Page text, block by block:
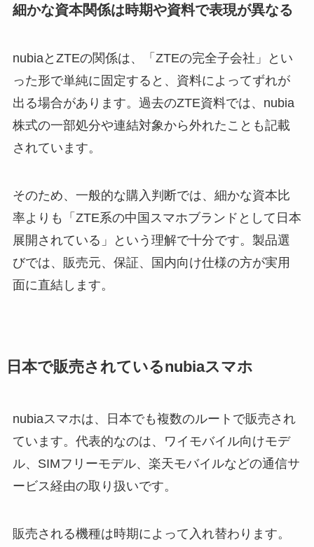
細かな資本関係は時期や資料で表現が異なる
nubiaとZTEの関係は、「ZTEの完全子会社」とい
った形で単純に固定すると、資料によってずれが
出る場合があります。過去のZTE資料では、nubia
株式の一部処分や連結対象から外れたことも記載
されています。
そのため、一般的な購入判断では、細かな資本比
率よりも「ZTE系の中国スマホブランドとして日本
展開されている」という理解で十分です。製品選
びでは、販売元、保証、国内向け仕様の方が実用
面に直結します。
日本で販売されているnubiaスマホ
nubiaスマホは、日本でも複数のルートで販売され
ています。代表的なのは、ワイモバイル向けモデ
ル、SIMフリーモデル、楽天モバイルなどの通信サ
ービス経由の取り扱いです。
販売される機種は時期によって入れ替わります。